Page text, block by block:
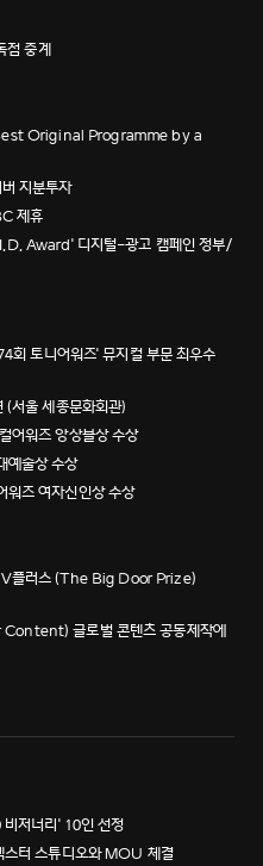
중계
Original Programme by a
지분투자
제휴
Award' 디지털-광고 캠페인 정부/
회 토니어워즈' 뮤지컬 부문 최우수
(서울 세종문화회관)
어워즈 앙상블상 수상
예술상 수상
워즈 여자신인상 수상
플러스 (The Big Door Prize)
글로벌 콘텐츠 공동제작에
저너리' 10인 선정
터 스튜디오와 MOU 체결